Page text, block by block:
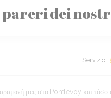
pareri dei
Servizio:
μας στο Pontlevoy και τόσο